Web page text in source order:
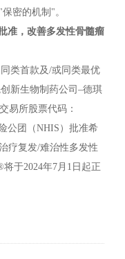
密的机制"。
准，改善多发性骨髓瘤
类首款及/或同类最优
新生物制药公司–德琪
易所股票代码：
公团（NHIS）批准希
疗复发/难治性多发性
于2024年7月1日起正